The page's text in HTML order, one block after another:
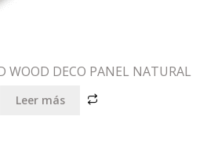
WOOD DECO PANEL NATURAL
Leer más